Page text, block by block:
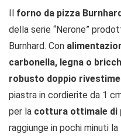
forno da pizza
della serie “Nerone”
Burnhard. Con
carbonella, legna o
robusto doppio
piastra in cordierite da 1
per la cottura ottimale di
raggiunge in pochi minuti la